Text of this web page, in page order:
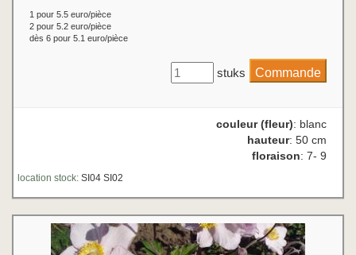
1 pour 5.5 euro/pièce
2 pour 5.2 euro/pièce
dès 6 pour 5.1 euro/pièce
stuks
couleur (fleur): blanc
hauteur: 50 cm
floraison: 7- 9
location stock: SI04 SI02